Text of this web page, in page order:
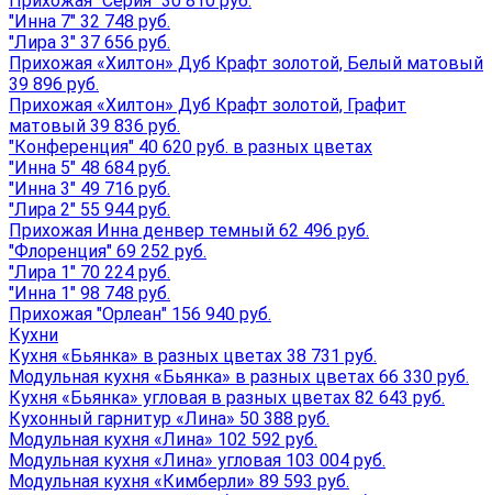
"Инна 7" 32 748 руб.
"Лира 3" 37 656 руб.
Прихожая «Хилтон» Дуб Крафт золотой, Белый матовый
39 896 руб.
Прихожая «Хилтон» Дуб Крафт золотой, Графит
матовый 39 836 руб.
"Конференция" 40 620 руб. в разных цветах
"Инна 5" 48 684 руб.
"Инна 3" 49 716 руб.
"Лира 2" 55 944 руб.
Прихожая Инна денвер темный 62 496 руб.
"Флоренция" 69 252 руб.
"Лира 1" 70 224 руб.
"Инна 1" 98 748 руб.
Прихожая "Орлеан" 156 940 руб.
Кухни
Кухня «Бьянка» в разных цветах 38 731 руб.
Модульная кухня «Бьянка» в разных цветах 66 330 руб.
Кухня «Бьянка» угловая в разных цветах 82 643 руб.
Кухонный гарнитур «Лина» 50 388 руб.
Модульная кухня «Лина» 102 592 руб.
Модульная кухня «Лина» угловая 103 004 руб.
Модульная кухня «Кимберли» 89 593 руб.